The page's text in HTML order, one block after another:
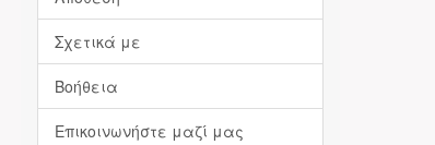
Σχετικά με
Βοήθεια
Επικοινωνήστε μαζί μας